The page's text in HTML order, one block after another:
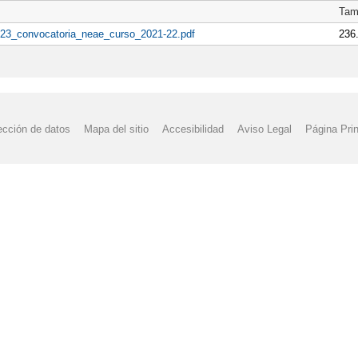
22.pdf
de datos Mapa del sitio Accesibilidad Aviso Legal Página